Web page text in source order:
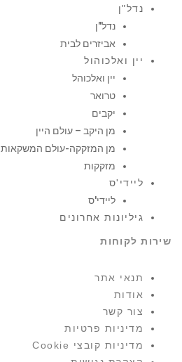
נדל"ן
נדל"ן
אביזרים לבית
יין ואלכוהול
יין ואלכוהל
טרואר
יקבים
מן היקב – עולם היין
מן המזקקה-עולם המשקאות
מזקקות
ליידי'ס
ליידי'ס
גיליונות אחרונים
שירות לקוחות
תנאי אתר
אודות
צור קשר
מדיניות פרטיות
מדיניות קובצי Cookie